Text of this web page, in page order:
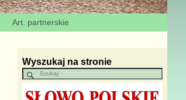
Art. partnerskie
Wyszukaj na stronie